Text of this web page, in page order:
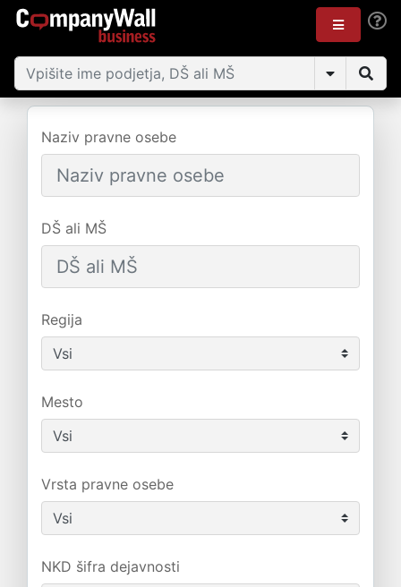
Naziv pravne osebe
DŠ ali MŠ
Regija
Mesto
Vrsta pravne osebe
NKD šifra dejavnosti